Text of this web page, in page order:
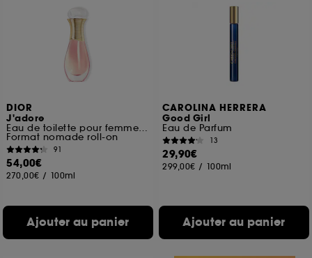
DIOR
J'adore
Eau de toilette pour femme roller-pearl
Format nomade roll-on
91
54,00€
270,00€ / 100ml
Ajouter au panier
CAROLINA HERRERA
Good Girl
Eau de Parfum
13
29,90€
299,00€ / 100ml
Ajouter au panier